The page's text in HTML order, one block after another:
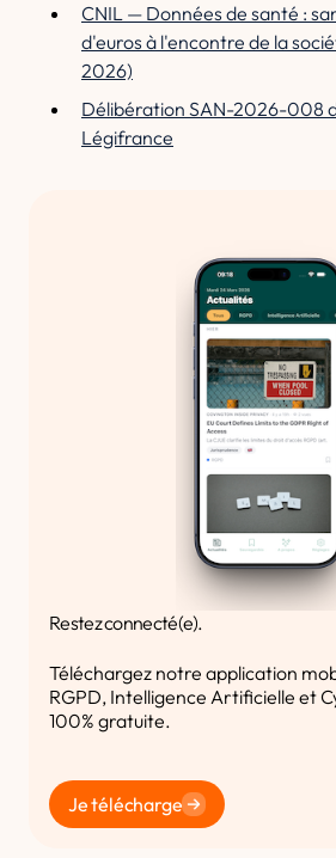
CNIL — Données de santé :
d'euros à l'encontre de la
2026)
Délibération SAN-2026-008
Légifrance
Restez connecté(e).
Téléchargez notre application
RGPD, Intelligence Artificielle et
100% gratuite.
Je télécharge